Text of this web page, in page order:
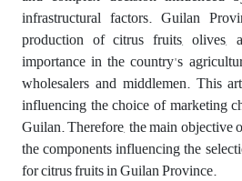
infrastructural factors. Guilan
production of citrus fruits, olives,
importance in the country's
wholesalers and middlemen. This
influencing the choice of marketing
Guilan. Therefore, the main objective
the components influencing the
for citrus fruits in Guilan Province.